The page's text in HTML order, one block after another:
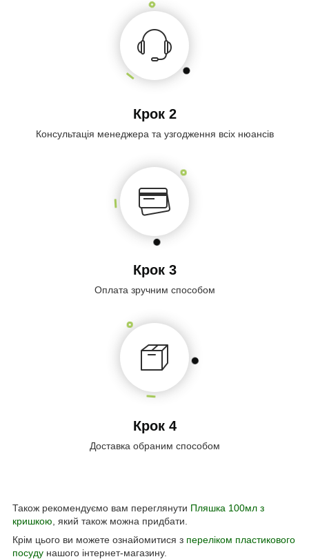
Крок 2
Консультація менеджера та узгодження всіх нюансів
Крок 3
Оплата зручним способом
Крок 4
Доставка обраним способом
Також рекомендуємо вам переглянути Пляшка 100мл з
кришкою , який також можна придбати.
Крім цього ви можете ознайомитися з переліком пластикового
посуду нашого інтернет-магазину.